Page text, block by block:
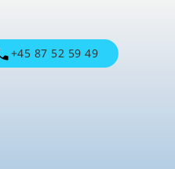
+45 87 52 59 49